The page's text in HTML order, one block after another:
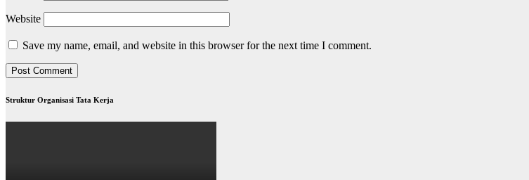
Website
Save my name, email, and website in this browser for the next time I comment.
Struktur Organisasi Tata Kerja